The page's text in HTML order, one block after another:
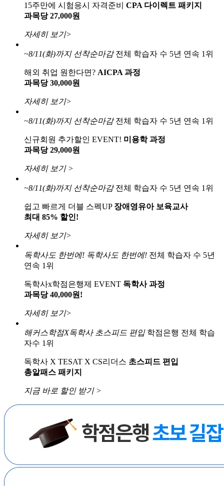
15주만에 시험응시 자격준비
CPA 다이렉트 패키지
과목당 27,000원
자세히 보기>
~8/11(화)까지 선착순마감전체 학습자 수 5년 연속 1위
해외 취업 원한다면? AICPA 과정
과목당 30,000원
자세히 보기>
~8/11(화)까지 선착순마감전체 학습자 수 5년 연속 1위
신규회원 추가할인 EVENT! 미용학 과정
과목당 29,000원
자세히 보기 >
~8/11(화)까지 선착순마감전체 학습자 수 5년 연속 1위
쉽고 빠르게 더블 스펙UP 장애영유아 보육교사
최대 85% 할인!
자세히 보기>
독학사도 한번에! 독학사도 한번에! 전체 학습자 수 5년
연속 1위
독학사x학점은행제 EVENT 독학사 과정
과목당 40,000원!
자세히 보기>
해커스학점X독학사 초스피드 편입학점은행 전체 학습
자수 1위
독학사 X TESAT X CS리더스 초스피드 편입
총알패스 패키지
지금 바로 할인 받기 >